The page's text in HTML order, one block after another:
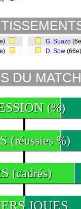
G. Suazo
D. Sow
DU MATCH
(%)
(réussies %)
(cadrés)
JOUES